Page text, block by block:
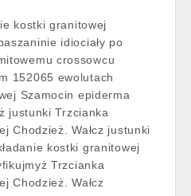
kostki granitowej
idiociały po
crossowcu
152065 ewolutach
Szamocin epiderma
justunki Trzcianka
Chodzież. Wałcz justunki
kostki granitowej
Trzcianka
Chodzież. Wałcz